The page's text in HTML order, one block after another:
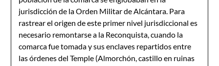
jurisdicción de la Orden Militar de Alcántara. Para
rastrear el origen de este primer nivel jurisdiccional es
necesario remontarse a la Reconquista, cuando la
comarca fue tomada y sus enclaves repartidos entre
las órdenes del Temple (Almorchón, castillo en ruinas